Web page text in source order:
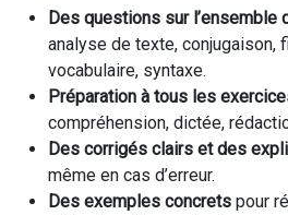
Des questions sur l’ensemble
analyse de texte, conjugaison,
vocabulaire, syntaxe.
Préparation à tous les
compréhension, dictée,
Des corrigés clairs et des
même en cas d’erreur.
Des exemples concrets pour